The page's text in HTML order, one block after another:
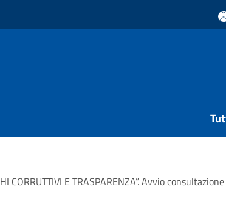
CORRUTTIVI E TRASPARENZA”. Avvio